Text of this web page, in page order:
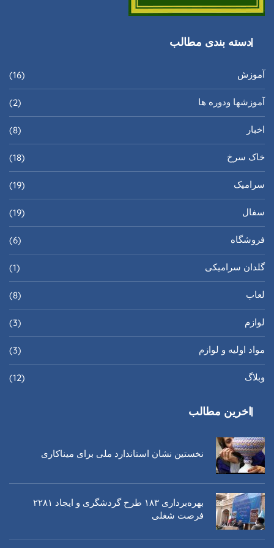
دسته بندی مطالب
آموزش (16)
آموزشها ودوره ها (2)
اخبار (8)
خاک سرخ (18)
سرامیک (19)
سفال (19)
فروشگاه (6)
گلدان سرامیکی (1)
لعاب (8)
لوازم (3)
مواد اولیه و لوازم (3)
وبلاگ (12)
اخرین مطالب
نخستین نشان استاندارد ملی برای میناکاری
بهره‌برداری ١٨٣ طرح گردشگری و ایجاد ٢٢٨١
فرصت شغلی